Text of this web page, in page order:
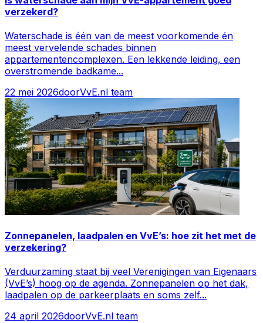
verzekerd?
Waterschade is één van de meest voorkomende én
meest vervelende schades binnen
appartementencomplexen. Een lekkende leiding, een
overstromende badkame...
22 mei 2026doorVvE.nl team
Zonnepanelen, laadpalen en VvE’s: hoe zit het met de
verzekering?
Verduurzaming staat bij veel Verenigingen van Eigenaars
(VvE’s) hoog op de agenda. Zonnepanelen op het dak,
laadpalen op de parkeerplaats en soms zelf...
24 april 2026doorVvE.nl team